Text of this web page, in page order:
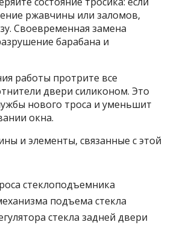
ржавчины или заломов,
Своевременная замена
барабана и
работы протрите все
двери силиконом. Это
нового троса и уменьшит
окна.
и элементы, связанные с этой
стеклоподъемника
подъема стекла
стекла задней двери